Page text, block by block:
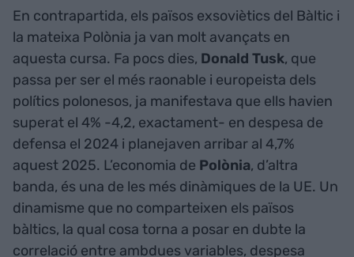
En contrapartida, els països exsoviètics del Bàltic i
la mateixa Polònia ja van molt avançats en
aquesta cursa. Fa pocs dies, Donald Tusk, que
passa per ser el més raonable i europeista dels
polítics polonesos, ja manifestava que ells havien
superat el 4% -4,2, exactament- en despesa de
defensa el 2024 i planejaven arribar al 4,7%
aquest 2025. L’economia de Polònia, d’altra
banda, és una de les més dinàmiques de la UE. Un
dinamisme que no comparteixen els països
bàltics, la qual cosa torna a posar en dubte la
correlació entre ambdues variables, despesa